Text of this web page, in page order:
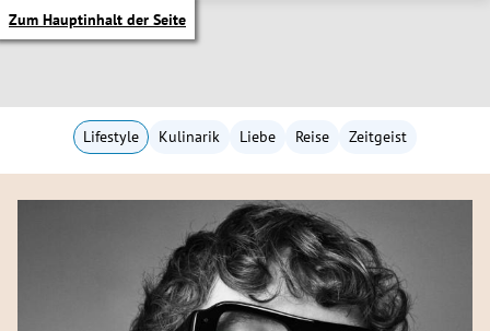
Zum Hauptinhalt der Seite
Lifestyle Kulinarik Liebe Reise Zeitgeist